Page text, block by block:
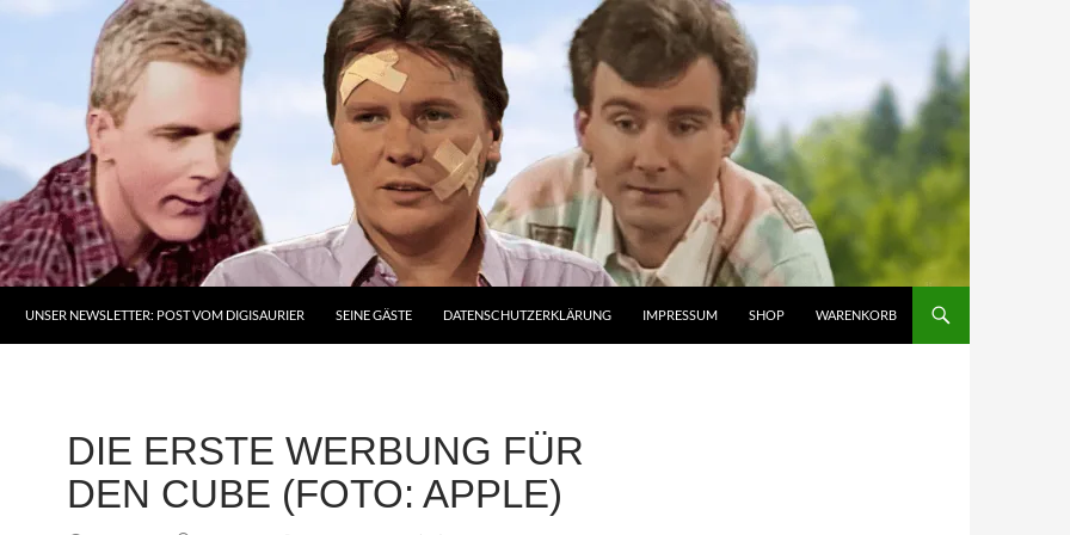
UNSER NEWSLETTER: POST VOM DIGISAURIER SEINE GÄSTE DATENSCHUTZERKLÄRUNG IMPRESSUM SHOP WARENKORB
DIE ERSTE WERBUNG FÜR
DEN CUBE (FOTO: APPLE)